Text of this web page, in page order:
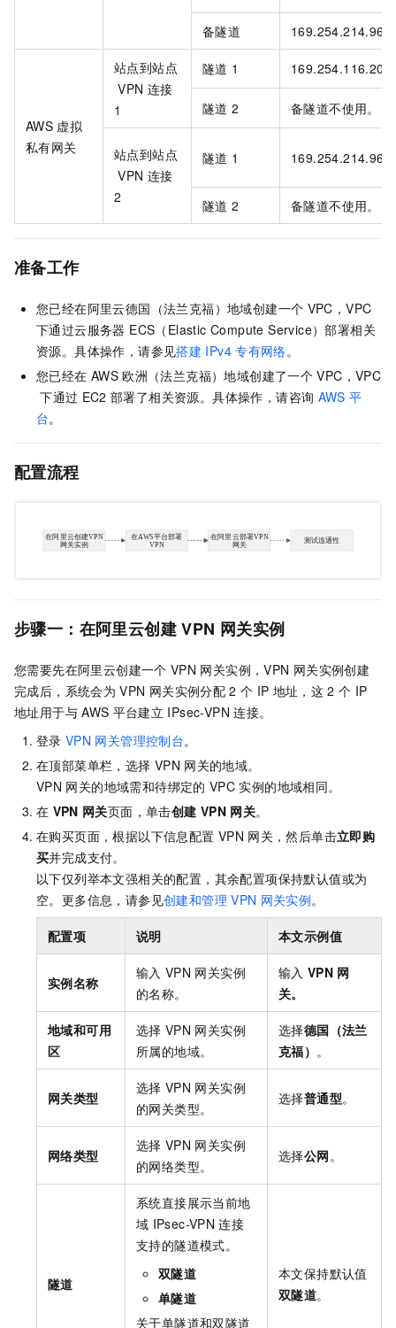
备隧道 169.254.214.96/
AWS 虚拟
私有网关
站点到站点
VPN 连接
1
隧道 1
隧道 2 备隧道不使用。
站点到站点
VPN 连接
2
隧道 1 169.254.214.96/
隧道 2 备隧道不使用。
准备工作
您已经在阿里云德国（法兰克福）地域创建一个 VPC，VPC
下通过云服务器 ECS（Elastic Compute Service）部署相关
资源。具体操作，请参见搭建 IPv4 专有网络。
您已经在 AWS 欧洲（法兰克福）地域创建了一个 VPC，VPC
下通过 EC2 部署了相关资源。具体操作，请咨询 AWS 平
台。
配置流程
步骤一：在阿里云创建 VPN 网关实例
您需要先在阿里云创建一个 VPN 网关实例，VPN 网关实例创建
完成后，系统会为 VPN 网关实例分配 2 个 IP 地址，这 2 个 IP
地址用于与 AWS 平台建立 IPsec-VPN 连接。
登录 VPN 网关管理控制台。
在顶部菜单栏，选择 VPN 网关的地域。
VPN 网关的地域需和待绑定的 VPC 实例的地域相同。
在 VPN 网关页面，单击创建 VPN 网关。
在购买页面，根据以下信息配置 VPN 网关，然后单击立即购
买并完成支付。
以下仅列举本文强相关的配置，其余配置项保持默认值或为
空。更多信息，请参见创建和管理 VPN 网关实例。
配置项 说明 本文示例值
实例名称
输入 VPN 网关实例
的名称。
输入 VPN 网
关。
地域和可用
区
选择 VPN 网关实例
所属的地域。
选择德国（法兰
克福） 。
网关类型
选择 VPN 网关实例
的网关类型。
选择普通型。
网络类型
选择 VPN 网关实例
的网络类型。
选择公网 。
隧道
系统直接展示当前地
域 IPsec-VPN 连接
支持的隧道模式。
双隧道
单隧道
关于单隧道和双隧道
本文保持默认值
双隧道。